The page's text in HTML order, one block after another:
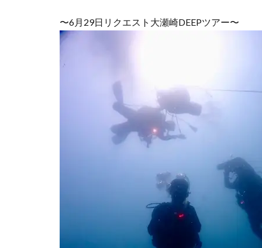
〜6月29日リクエスト大瀬崎DEEPツアー〜